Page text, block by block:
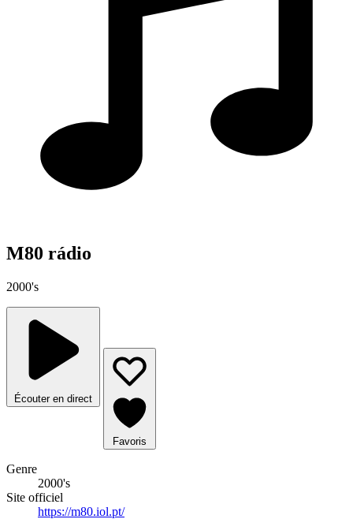
M80 rádio
2000's
Écouter en direct
Favoris
Genre
2000's
Site officiel
https://m80.iol.pt/